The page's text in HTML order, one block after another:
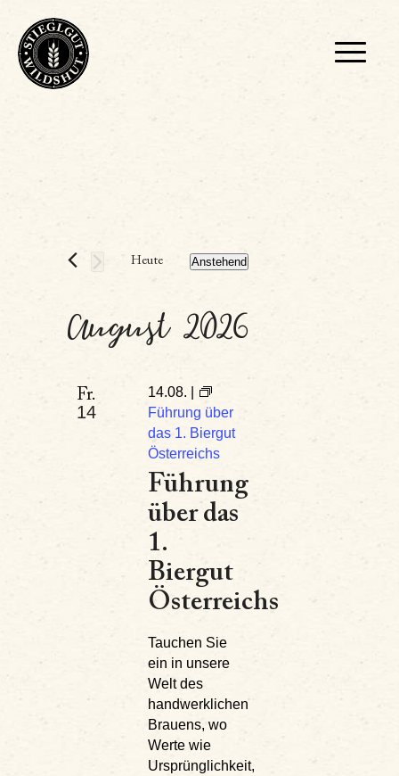
Heute Anstehend
August 2026
Fr.
14
14.08. |
Führung über
das 1. Biergut
Österreichs
Führung
über das
1.
Biergut
Österreichs
Tauchen Sie
ein in unsere
Welt des
handwerklichen
Brauens, wo
Werte wie
Ursprünglichkeit,